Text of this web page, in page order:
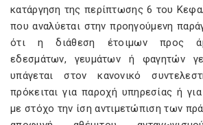
κατάργηση της περίπτωσης 6 του
που αναλύεται στην προηγούμενη
ότι η διάθεση έτοιμων προς
εδεσμάτων, γευμάτων ή φαγητών
υπάγεται στον κανονικό
πρόκειται για παροχή υπηρεσίας ή
με στόχο την ίση αντιμετώπιση των